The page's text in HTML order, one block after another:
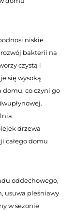
niskie
bakterii na
czystą i
się wysoką
domu, co czyni go
drzewa
całego domu
oddechowego,
usuwa pleśniawy
w sezonie